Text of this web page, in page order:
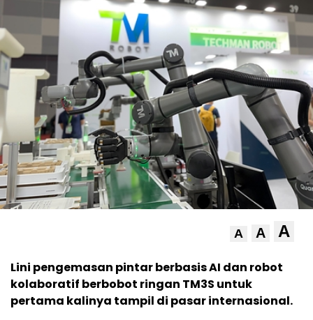
A A A
Lini pengemasan pintar berbasis AI dan robot
kolaboratif berbobot ringan TM3S untuk
pertama kalinya tampil di pasar internasional.